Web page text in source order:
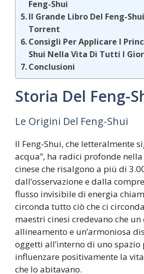
Feng-Shui
Il Grande Libro Del Feng-
Torrent
Consigli Per Applicare I
Shui Nella Vita Di Tutti I
Conclusioni
Storia Del Feng-
Le Origini Del Feng-Shui
Il Feng-Shui, che letteralmente
acqua”, ha radici profonde
cinese che risalgono a più di
dall’osservazione e dalla
flusso invisibile di energia
circonda tutto ciò che ci
maestri cinesi credevano che
allineamento e un’armoniosa
oggetti all’interno di uno spazio
influenzare positivamente la
che lo abitavano.